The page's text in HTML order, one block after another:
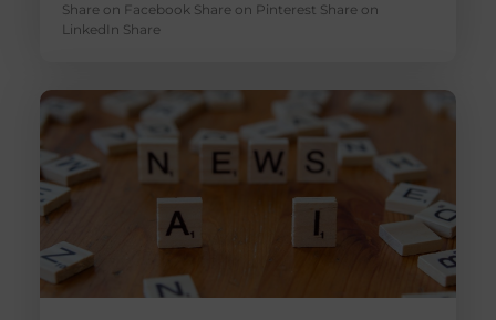
Share on Facebook Share on Pinterest Share on
LinkedIn Share